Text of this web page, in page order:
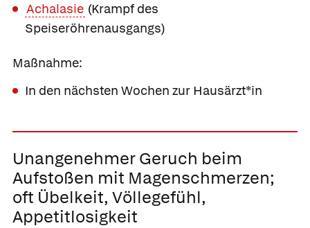
Achalasie (Krampf des
Speiseröhrenausgangs)
Maßnahme:
In den nächsten Wochen zur Hausärzt*in
Unangenehmer Geruch beim
Aufstoßen mit Magenschmerzen;
oft Übelkeit, Völlegefühl,
Appetitlosigkeit